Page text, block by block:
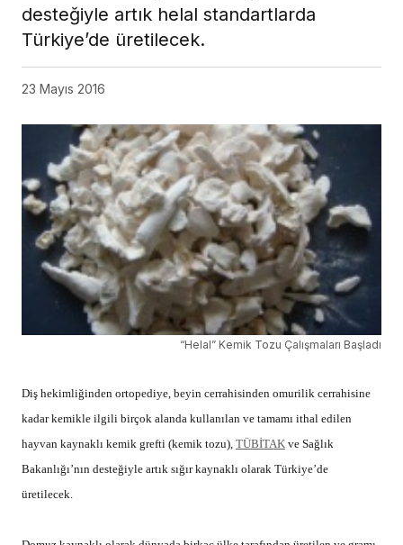
“Helal” Kemik Tozu Çalışmaları Başladı
Diş hekimliğinden ortopediye, beyin cerrahisinden omurilik cerrahisine
kadar kemikle ilgili birçok alanda kullanılan ve tamamı ithal edilen
hayvan kaynaklı kemik grefti (kemik tozu),TÜBİTAK
ve Sağlık
Bakanlığı’nın desteğiyle artık sığır kaynaklı olarak Türkiye’de
170 dolar olan hayvan kaynaklı kemik tozunun, oluşturulan
konsorsiyumla Türkiye’de üretilmeye başlanmasıyla hem milyonlarca
doların ülkede kalması sağlanacak hem de "helal" standartlara sahip
olması sayesinde başta İslam dünyası olmak üzere çok sayıda ülkeye
ihracat yapılacak.